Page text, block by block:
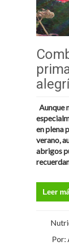
Aunque
en plena
verano,
abrigos
Leer
Por: